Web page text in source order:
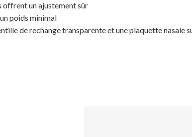
offrent un ajustement sûr
poids minimal
de rechange transparente et une plaquette nasale